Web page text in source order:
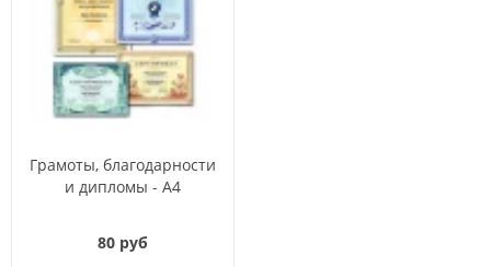
Грамоты, благодарности
и дипломы - А4
80 руб